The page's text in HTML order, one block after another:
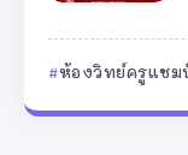
ห้องวิทย์ครูแชม